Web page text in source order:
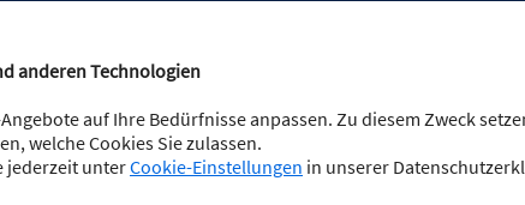
anderen Technologien
auf Ihre Bedürfnisse anpassen. Zu diesem Zweck
welche Cookies Sie zulassen.
jederzeit unterCookie-Einstellungen in unserer